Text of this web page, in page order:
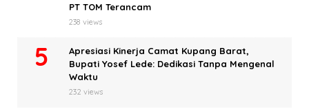
PT TOM Terancam
238 views
Apresiasi Kinerja Camat Kupang Barat,
Bupati Yosef Lede: Dedikasi Tanpa Mengenal
Waktu
232 views